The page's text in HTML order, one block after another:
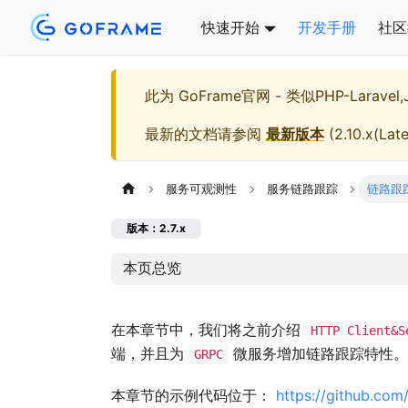
快速开始 开发手册 社
此为 GoFrame官网 - 类似PHP-
最新的文档请参阅 最新版本(
服务可观测性 服务链路跟踪 链路跟
版本：2.7.x
本页总览
在本章节中，我们将之前介绍 HTTP
端，并且为 GRPC 微服务增加链路跟踪特性。
本章节的示例代码位于： https://